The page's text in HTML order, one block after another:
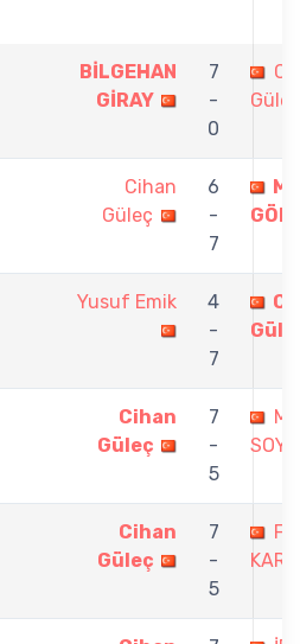
BİLGEHAN
GİRAY
7
-
0
Güleç
Cihan
Güleç
6
-
7
Yusuf Emik
4
-
7
Cihan
Güleç
7
-
5
Cihan
Güleç
7
-
5